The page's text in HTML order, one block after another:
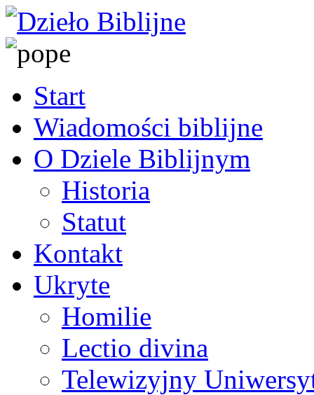
Start
Wiadomości biblijne
O Dziele Biblijnym
Historia
Statut
Kontakt
Ukryte
Homilie
Lectio divina
Telewizyjny